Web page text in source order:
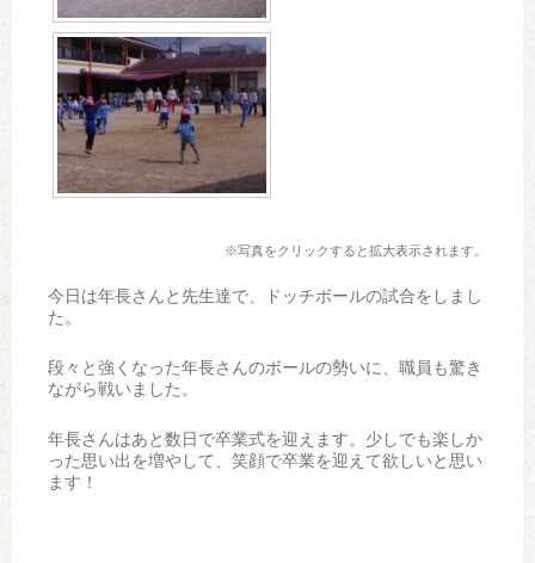
※写真をクリックすると拡大表示されます。
今日は年長さんと先生達で、ドッチボールの試合をしまし
た。
段々と強くなった年長さんのボールの勢いに、職員も驚き
ながら戦いました。
年長さんはあと数日で卒業式を迎えます。少しでも楽しか
った思い出を増やして、笑顔で卒業を迎えて欲しいと思い
ます！